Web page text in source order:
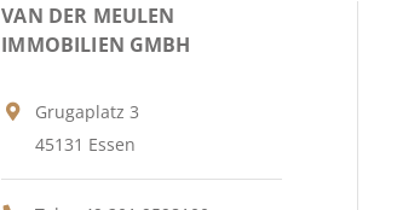
VAN DER MEULEN
IMMOBILIEN GMBH
Grugaplatz 3
45131 Essen